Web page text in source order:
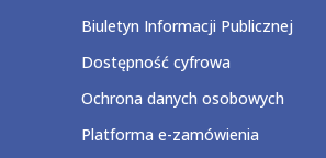
Biuletyn Informacji Publicznej
Dostępność cyfrowa
Ochrona danych osobowych
Platforma e-zamówienia